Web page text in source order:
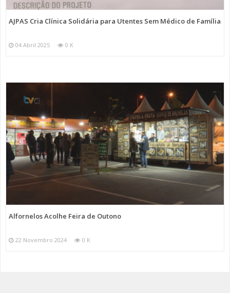
AJPAS Cria Clínica Solidária para Utentes Sem Médico de Família
04 Abril 2025 0 K
Alfornelos Acolhe Feira de Outono
22 Novembro 2024 0 K